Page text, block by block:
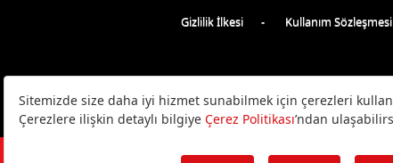
Gizlilik İlkesi Kullanım Sözleşmesi